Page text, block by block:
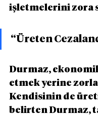
işletmelerini zora
“Üreten
Durmaz,
etmek yerine
Kendisinin de
belirten Durmaz,